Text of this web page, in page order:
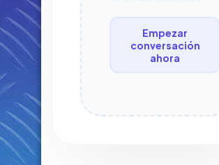
Empezar
conversación
ahora